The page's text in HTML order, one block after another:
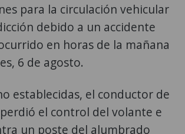
para la circulación vehicular
debido a un accidente
en horas de la mañana
6 de agosto.
establecidas, el conductor de
el control del volante e
un poste del alumbrado